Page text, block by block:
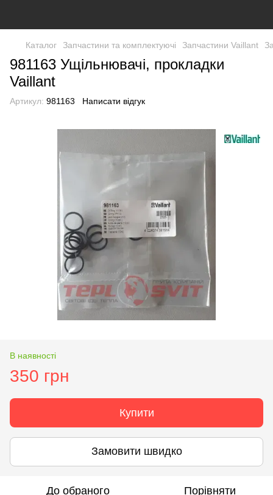
Каталог Запчастини та комплектуючі Запчастини Vaillant
981163 Ущільнювачі, прокладки
Vaillant
Артикул: 981163 Написати відгук
В наявності
350 грн
Купити
Замовити швидко
До обраного Порівняти